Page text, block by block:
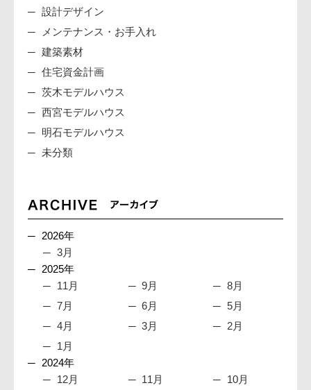
設計デザイン
メンテナンス・お手入れ
建築素材
住宅資金計画
茨木モデルハウス
西宮モデルハウス
明石モデルハウス
未分類
2026年
3月
2025年
11月
9月
8月
7月
6月
5月
4月
3月
2月
1月
2024年
12月
11月
10月